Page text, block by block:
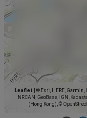
Leaflet
© Esri, HERE, Garmin,
NRCAN, GeoBase, IGN,
(Hong Kong), ©